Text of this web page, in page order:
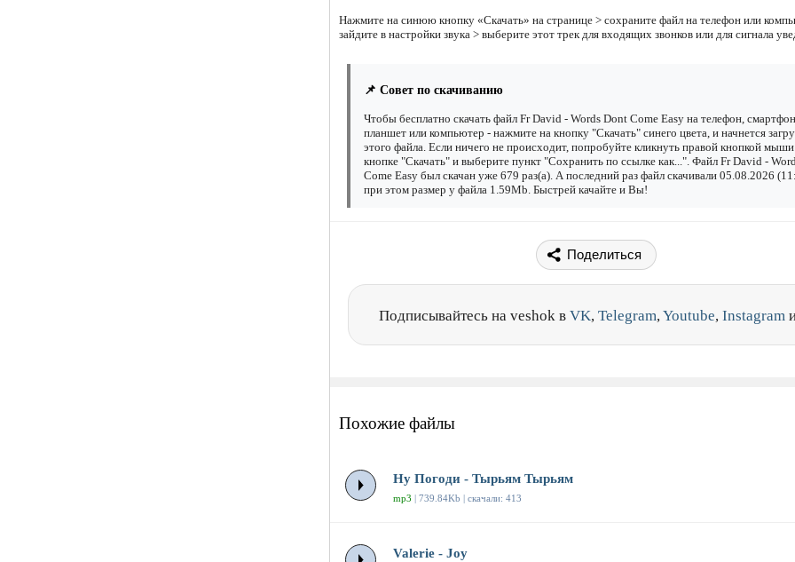
Нажмите на синюю кнопку «Скачать» на странице > сохраните файл на телефон или
зайдите в настройки звука > выберите этот трек для входящих звонков или для сигнала
📌 Совет по скачиванию
Чтобы бесплатно скачать файл Fr David - Words Dont Come Easy на телефон,
планшет или компьютер - нажмите на кнопку "Скачать" синего цвета, и начнется
этого файла. Если ничего не происходит, попробуйте кликнуть правой кнопкой
кнопке "Скачать" и выберите пункт "Сохранить по ссылке как...". Файл Fr David -
Come Easy был скачан уже 679 раз(а). А последний раз файл скачивали 05.08.2026
при этом размер у файла 1.59Mb. Быстрей качайте и Вы!
Поделиться
Подписывайтесь на veshok в VK, Telegram,Youtube, Instagram
Похожие файлы
Ну Погоди - Тырьям Тырьям
mp3 | 739.84Kb | скачали: 413
Valerie - Joy